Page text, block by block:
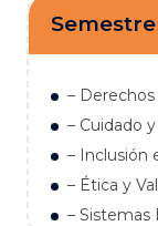
–
– Cuidado
– Inclusión
– Ética y
– Sistemas